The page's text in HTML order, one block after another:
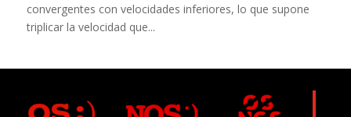
convergentes con velocidades inferiores, lo que supone
triplicar la velocidad que...